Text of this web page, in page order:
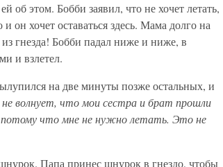
об этом. Бобби заявил, что не хочет летать,
он хочет оставаться здесь. Мама долго на
гнезда! Бобби падал ниже и ниже, в
и взлетел.
на две минуты позже остальных, и
волнует, что мои сестра и брат прошли
потому что мне не нужно летать. Это не
Папа принес шнурок в гнездо, чтобы